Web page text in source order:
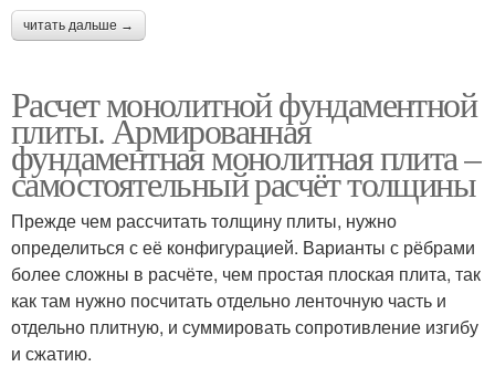
читать дальше →
Расчет монолитной фундаментной
плиты. Армированная
фундаментная монолитная плита –
самостоятельный расчёт толщины
Прежде чем рассчитать толщину плиты, нужно
определиться с её конфигурацией. Варианты с рёбрами
более сложны в расчёте, чем простая плоская плита, так
как там нужно посчитать отдельно ленточную часть и
отдельно плитную, и суммировать сопротивление изгибу
и сжатию.